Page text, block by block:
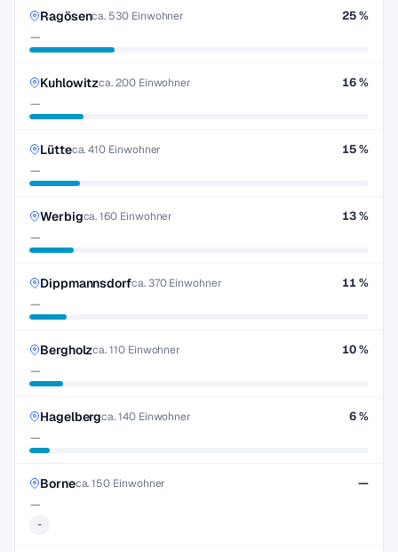
Ragösenca. 530 Einwohner
—
25 %
Kuhlowitzca. 200 Einwohner
—
16 %
Lütteca. 410 Einwohner
—
15 %
Werbigca. 160 Einwohner
—
13 %
Dippmannsdorfca. 370 Einwohner
—
11 %
Bergholzca. 110 Einwohner
—
10 %
Hagelbergca. 140 Einwohner
—
6 %
Borneca. 150 Einwohner
-
—
—